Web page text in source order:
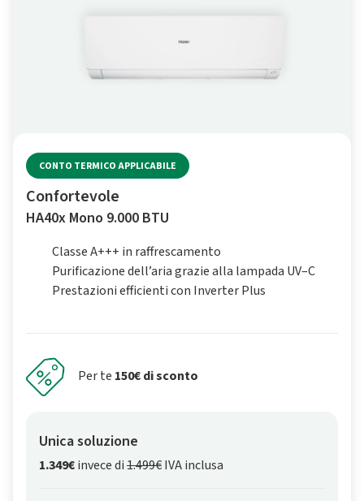
CONTO TERMICO APPLICABILE
Confortevole
HA40x Mono 9.000 BTU
Classe A+++ in raffrescamento
Purificazione dell’aria grazie alla lampada UV–C
Prestazioni efficienti con Inverter Plus
Per te 150€ di sconto
Unica soluzione
1.349€invece di1.499€IVA inclusa